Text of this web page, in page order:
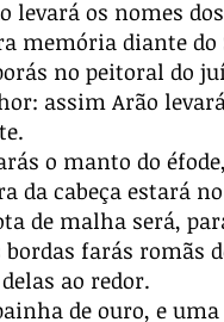
levará os nomes
memória diante
no peitoral do
assim Arão
o manto do
da cabeça estará
de malha será,
bordas farás romãs
ao redor.
de ouro, e